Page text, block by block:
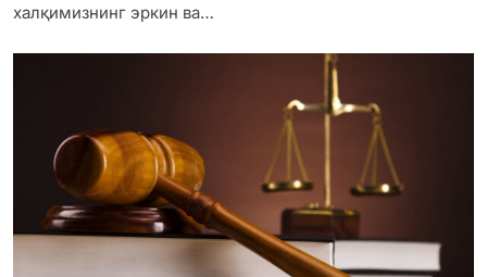
халқимизнинг эркин ва…